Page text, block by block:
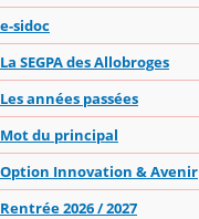
e-sidoc
La SEGPA des Allobroges
Les années passées
Mot du principal
Option Innovation & Avenir
Rentrée 2026 / 2027